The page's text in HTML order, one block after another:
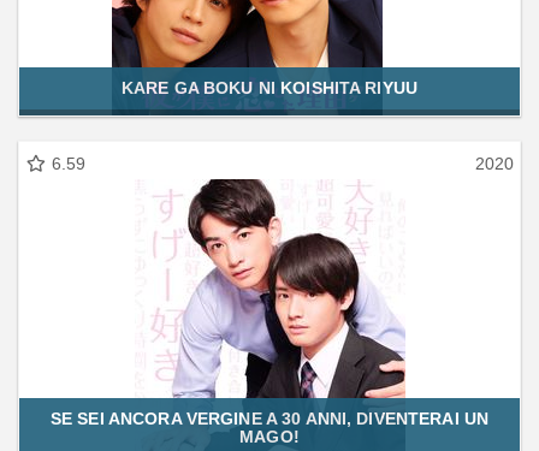
KARE GA BOKU NI KOISHITA RIYUU
6.59 2020
SE SEI ANCORA VERGINE A 30 ANNI, DIVENTERAI UN
MAGO!